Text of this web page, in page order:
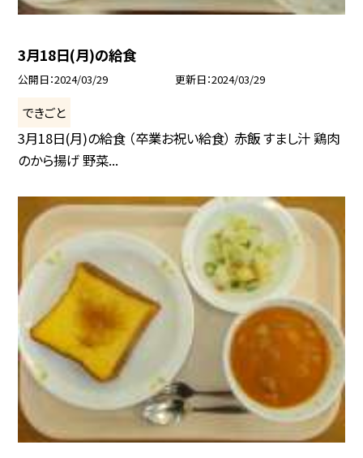
3月18日(月)の給食
公開日 2024/03/29 更新日 2024/03/29
できごと
3月18日(月)の給食 （卒業お祝い給食） 赤飯 すまし汁 鶏肉
のから揚げ 野菜...